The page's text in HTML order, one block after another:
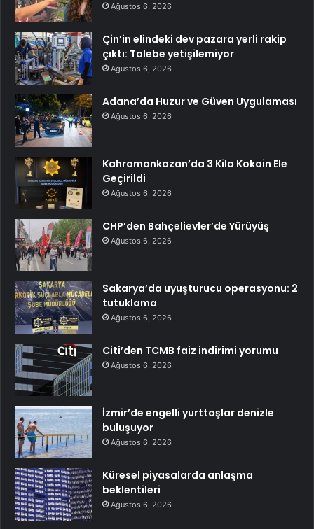
Ağustos 6, 2026
Çin’in elindeki dev pazara yerli rakip
çıktı: Talebe yetişilemiyor
Ağustos 6, 2026
Adana’da Huzur ve Güven Uygulaması
Ağustos 6, 2026
Kahramankazan’da 3 Kilo Kokain Ele
Geçirildi
Ağustos 6, 2026
CHP’den Bahçelievler’de Yürüyüş
Ağustos 6, 2026
Sakarya’da uyuşturucu operasyonu: 2
tutuklama
Ağustos 6, 2026
Citi’den TCMB faiz indirimi yorumu
Ağustos 6, 2026
İzmir’de engelli yurttaşlar denizle
buluşuyor
Ağustos 6, 2026
Küresel piyasalarda anlaşma
beklentileri
Ağustos 6, 2026